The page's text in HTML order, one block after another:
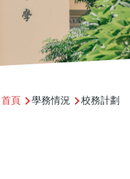
首頁 學務情況 校務計劃